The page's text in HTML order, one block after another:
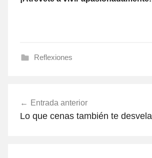
Reflexiones
de
Entrada anterior
Lo que cenas también te desvela